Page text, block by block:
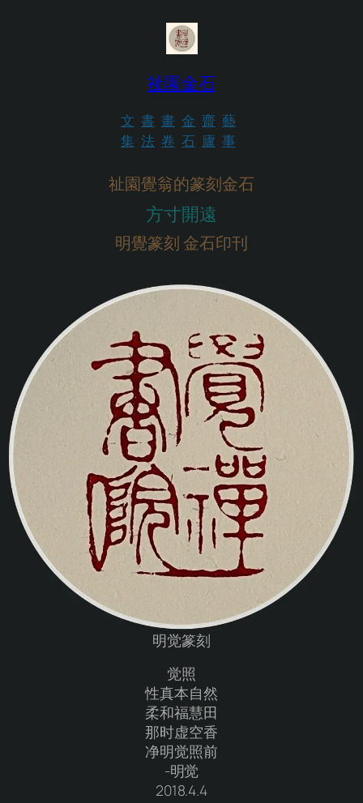
祉園金石
文
集
書
法
畫
卷
金
石
齋
廬
藝
事
祉園覺翁的篆刻金石
方寸開遠
明覺篆刻 金石印刊
明觉篆刻
觉照
性真本自然
柔和福慧田
那时虚空香
净明觉照前
-明觉
2018.4.4